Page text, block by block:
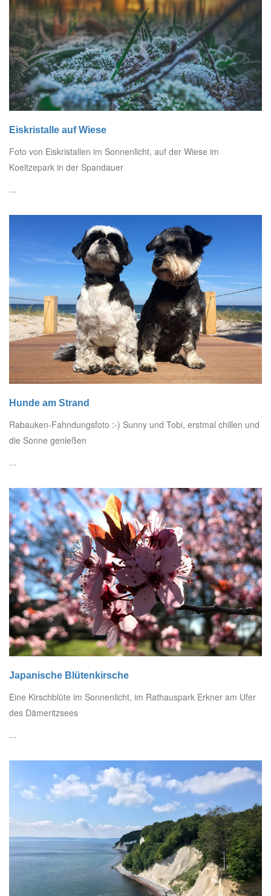
Eiskristalle auf Wiese
Foto von Eiskristallen im Sonnenlicht, auf der Wiese im
Koeltzepark in der Spandauer
...
Hunde am Strand
Rabauken-Fahndungsfoto :-) Sunny und Tobi, erstmal chillen und
die Sonne genießen
...
Japanische Blütenkirsche
Eine Kirschblüte im Sonnenlicht, im Rathauspark Erkner am Ufer
des Dämeritzsees
...